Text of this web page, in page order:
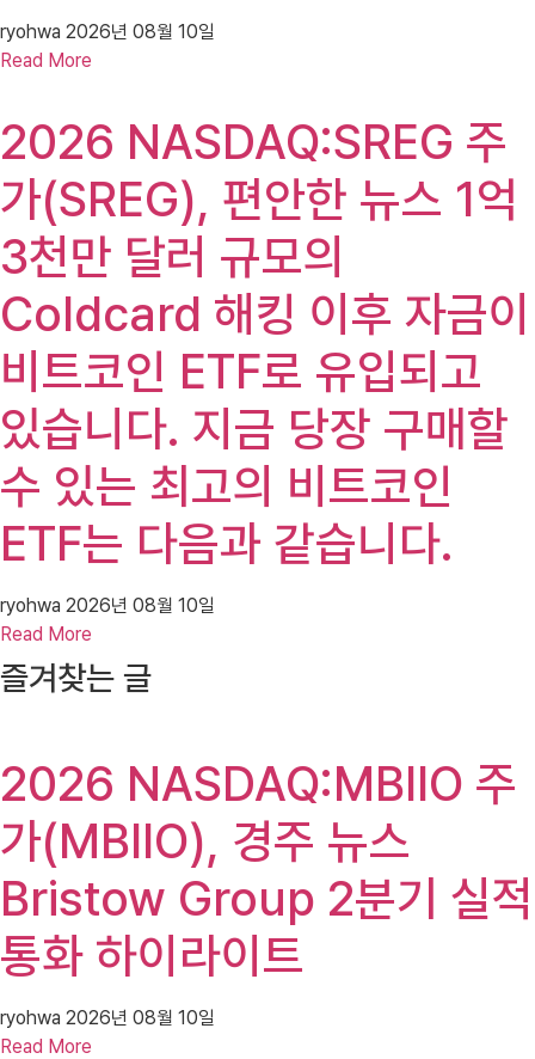
ryohwa 2026년 08월 10일
Read More
2026 NASDAQ:SREG 주
가(SREG), 편안한 뉴스 1억
3천만 달러 규모의
Coldcard 해킹 이후 자금이
비트코인 ​​ETF로 유입되고
있습니다. 지금 당장 구매할
수 있는 최고의 비트코인 ​​
ETF는 다음과 같습니다.
ryohwa 2026년 08월 10일
Read More
즐겨찾는 글
2026 NASDAQ:MBIIO 주
가(MBIIO), 경주 뉴스
Bristow Group 2분기 실적
통화 하이라이트
ryohwa 2026년 08월 10일
Read More